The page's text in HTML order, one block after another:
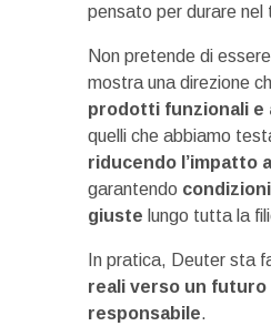
pensato per durare nel
Non pretende di
mostra una direzione
prodotti funzionali e
quelli che abbiamo
riducendo l’impatto
garantendo
giuste lungo tutta la
In pratica, Deuter sta
reali verso un futuro
responsabile.